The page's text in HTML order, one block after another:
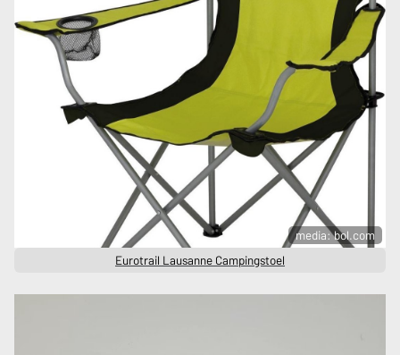
media: bol.com
Eurotrail Lausanne Campingstoel